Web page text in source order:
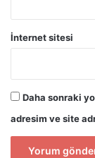
İnternet sitesi
Daha sonraki
adresim ve site